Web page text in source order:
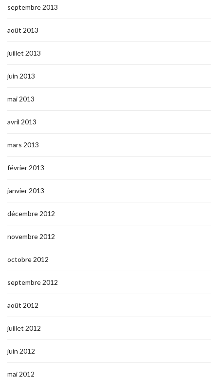
septembre 2013
août 2013
juillet 2013
juin 2013
mai 2013
avril 2013
mars 2013
février 2013
janvier 2013
décembre 2012
novembre 2012
octobre 2012
septembre 2012
août 2012
juillet 2012
juin 2012
mai 2012